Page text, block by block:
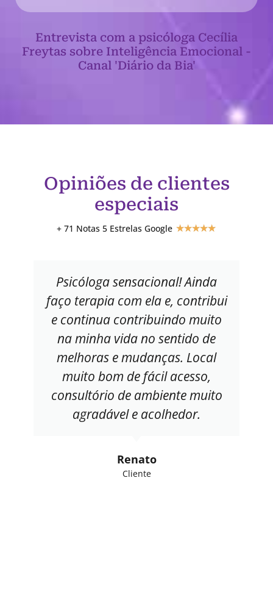
Entrevista com a psicóloga Cecília
Freytas sobre Inteligência Emocional -
Canal 'Diário da Bia'
Opiniões de clientes
especiais
+ 71 Notas 5 Estrelas Google ★★★★★
Psicóloga sensacional! Ainda
faço terapia com ela e, contribui
e continua contribuindo muito
na minha vida no sentido de
melhoras e mudanças. Local
muito bom de fácil acesso,
consultório de ambiente muito
agradável e acolhedor.
Renato
Cliente